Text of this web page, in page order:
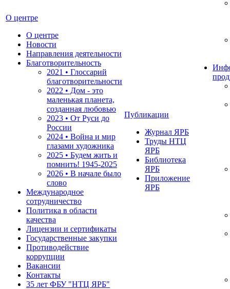
О центре
О центре
Новости
Направления деятельности
Благотворительность
2021 • Глоссарий
благотворительности
2022 • Дом - это
маленькая планета,
созданная любовью
2023 • От Руси до
России
2024 • Война и мир
глазами художника
2025 • Будем жить и
помнить! 1945-2025
2026 • В начале было
слово
Международное
сотрудничество
Политика в области
качества
Лицензии и сертификаты
Государственные закупки
Противодействие
коррупции
Вакансии
Контакты
35 лет ФБУ "НТЦ ЯРБ"
Публикации
Журнал ЯРБ
Труды НТЦ
ЯРБ
Библиотека
ЯРБ
Приложение
ЯРБ